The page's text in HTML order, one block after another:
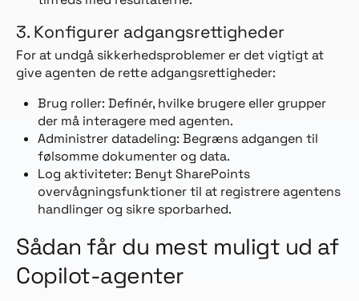
3. Konfigurer adgangsrettigheder
For at undgå sikkerhedsproblemer er det vigtigt at
give agenten de rette adgangsrettigheder:
Brug roller: Definér, hvilke brugere eller grupper
der må interagere med agenten.
Administrer datadeling: Begræns adgangen til
følsomme dokumenter og data.
Log aktiviteter: Benyt SharePoints
overvågningsfunktioner til at registrere agentens
handlinger og sikre sporbarhed.
Sådan får du mest muligt ud af
Copilot-agenter